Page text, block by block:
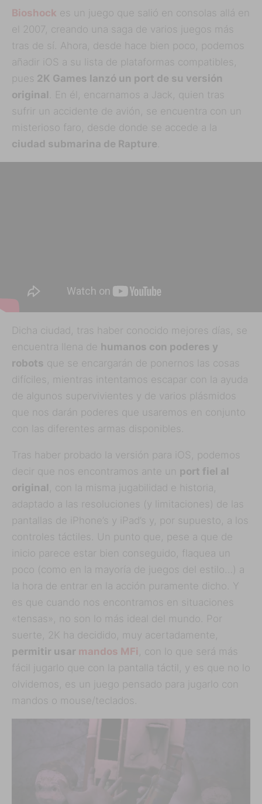
Bioshock es un juego que salió en consolas allá en
el 2007, creando una saga de varios juegos más
tras de sí. Ahora, desde hace bien poco, podemos
añadir iOS a su lista de plataformas compatibles,
pues 2K Games lanzó un port de su versión
original . En él, encarnamos a Jack, quien tras
sufrir un accidente de avión, se encuentra con un
misterioso faro, desde donde se accede a la
ciudad submarina de Rapture
Dicha ciudad, tras haber conocido mejores días, se
encuentra llena de humanos con poderes y
robots que se encargarán de ponernos las cosas
difíciles, mientras intentamos escapar con la ayuda
de algunos supervivientes y de varios plásmidos
que nos darán poderes que usaremos en conjunto
con las diferentes armas disponibles.
Tras haber probado la versión para iOS, podemos
decir que nos encontramos ante un port fiel al
original , con la misma jugabilidad e historia,
adaptado a las resoluciones (y limitaciones) de las
pantallas de iPhone’s y iPad’s y, por supuesto, a los
controles táctiles. Un punto que, pese a que de
inicio parece estar bien conseguido, flaquea un
poco (como en la mayoría de juegos del estilo…) a
la hora de entrar en la acción puramente dicho. Y
es que cuando nos encontramos en situaciones
«tensas», no son lo más ideal del mundo. Por
suerte, 2K ha decidido, muy acertadamente,
permitir usar mandos MFi , con lo que será más
fácil jugarlo que con la pantalla táctil, y es que no lo
olvidemos, es un juego pensado para jugarlo con
mandos o mouse/teclados.